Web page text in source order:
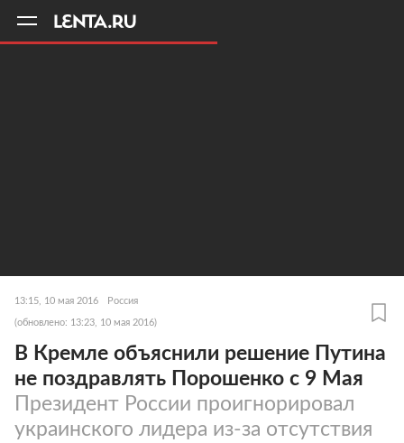
13:15, 10 мая 2016 Россия
(обновлено: 13:23, 10 мая 2016)
В Кремле объяснили решение Путина
не поздравлять Порошенко с 9 Мая
Президент России проигнорировал
украинского лидера из-за отсутствия